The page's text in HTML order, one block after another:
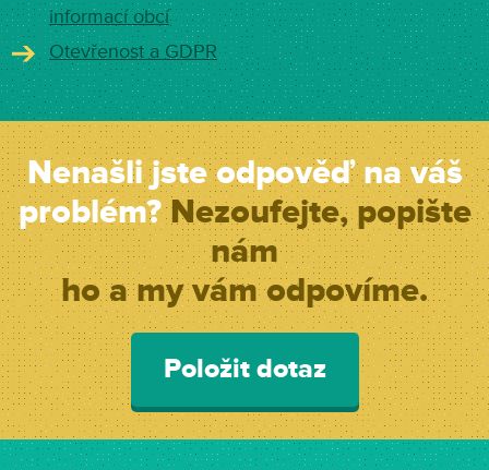
informací obcí
Otevřenost a GDPR
Nenašli jste odpověď na váš
problém?Nezoufejte, popište
nám
ho a my vám odpovíme.
Položit dotaz